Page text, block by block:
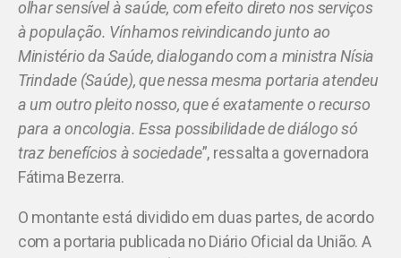
olhar sensível à saúde, com efeito direto nos serviços
à população. Vínhamos reivindicando junto ao
Ministério da Saúde, dialogando com a ministra Nísia
Trindade (Saúde), que nessa mesma portaria atendeu
a um outro pleito nosso, que é exatamente o recurso
para a oncologia. Essa possibilidade de diálogo só
traz benefícios à sociedade”, ressalta a governadora
Fátima Bezerra.
O montante está dividido em duas partes, de acordo
com a portaria publicada no Diário Oficial da União. A